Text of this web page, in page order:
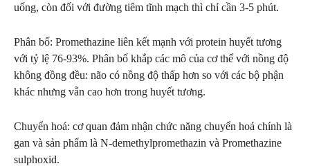
uống, còn đối với đường tiêm tĩnh mạch thì chỉ cần 3-5 phút.
Phân bố: Promethazine liên kết mạnh với protein huyết tương
với tỷ lệ 76-93%. Phân bố khắp các mô của cơ thể với nồng độ
không đồng đều: não có nồng độ thấp hơn so với các bộ phận
khác nhưng vẫn cao hơn trong huyết tương.
Chuyển hoá: cơ quan đảm nhận chức năng chuyển hoá chính là
gan và sản phẩm là N-demethylpromethazin và Promethazine
sulphoxid.